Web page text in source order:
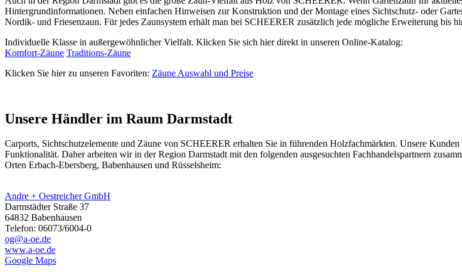
Hintergrundinformationen. Neben einfachen Hinweisen zur Konstruktion und der Montage eines Sichtschutz- oder
Nordik- und Friesenzaun. Für jedes Zaunsystem erhält man bei SCHEERER zusätzlich jede mögliche Erweiterung bis
Individuelle Klasse in außergewöhnlicher Vielfalt. Klicken Sie sich hier direkt in unseren Online-Katalog:
Komfort-Zäune Traditions-Zäune
Klicken Sie hier zu unseren Favoriten: Zäune Auswahl und Preise
Unsere Händler im Raum Darmstadt
Carports, Sichtschutzelemente und Zäune von SCHEERER erhalten Sie in führenden Holzfachmärkten. Unsere
Funktionalität. Daher arbeiten wir in der Region Darmstadt mit den folgenden ausgesuchten Fachhandelspartnern
Orten Erbach-Ebersberg, Babenhausen und Rüsselsheim:
Andre + Oestreicher GmbH
Darmstädter Straße 37
64832 Babenhausen
Telefon: 06073/6004-0
og@a-oe.de
www.a-oe.de
Google Maps